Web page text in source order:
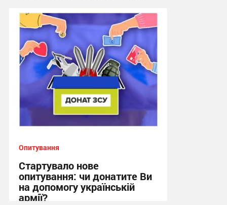
14:03, 26.02.2025
Опитування
Стартувало нове
опитування: чи донатите Ви
на допомогу українській
армії?